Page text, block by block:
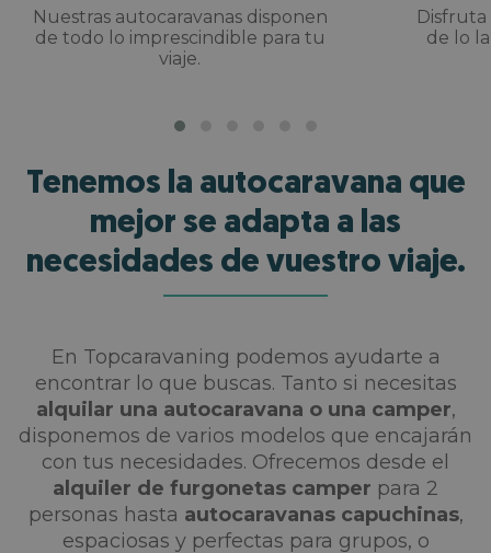
Nuestras autocaravanas disponen
de todo lo imprescindible para tu
viaje.
de lo
Tenemos la autocaravana que
mejor se adapta a las
necesidades de vuestro viaje.
En Topcaravaning podemos ayudarte a
encontrar lo que buscas. Tanto si necesitas
alquilar una autocaravana o una camper,
disponemos de varios modelos que encajarán
con tus necesidades. Ofrecemos desde el
alquiler de furgonetas camper para 2
personas hasta autocaravanas capuchinas,
espaciosas y perfectas para grupos, o